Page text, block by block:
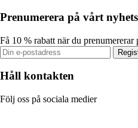
Prenumerera på vårt
Få 10 % rabatt när du prenumererar
Håll kontakten
Följ oss på sociala medier